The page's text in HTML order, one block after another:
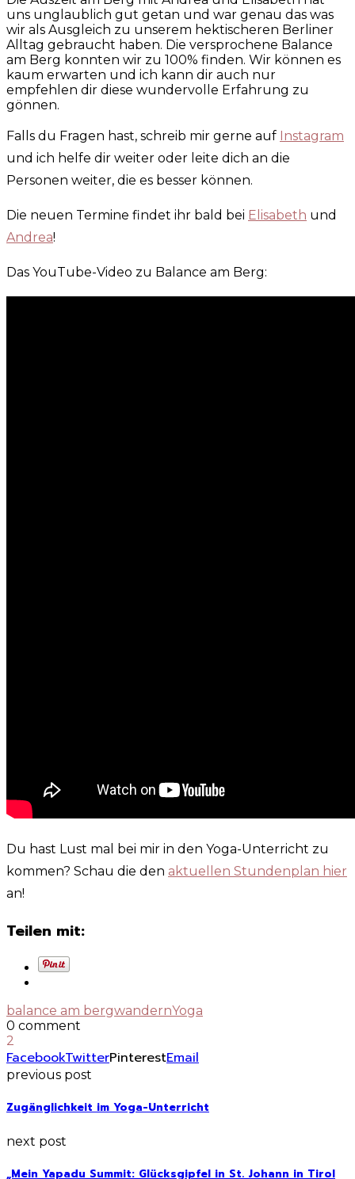
uns unglaublich gut getan und war genau das was
wir als Ausgleich zu unserem hektischeren Berliner
Alltag gebraucht haben. Die versprochene Balance
am Berg konnten wir zu 100% finden. Wir können es
kaum erwarten und ich kann dir auch nur
empfehlen dir diese wundervolle Erfahrung zu
gönnen.
Falls du Fragen hast, schreib mir gerne auf Instagram
und ich helfe dir weiter oder leite dich an die
Personen weiter, die es besser können.
Die neuen Termine findet ihr bald bei Elisabeth und
Andrea!
Das YouTube-Video zu Balance am Berg:
Du hast Lust mal bei mir in den Yoga-Unterricht zu
kommen? Schau die den aktuellen Stundenplan hier
an!
Teilen mit:
balance am bergwandernYoga
0 comment
2
FacebookTwitterPinterestEmail
previous post
Zugänglichkeit im Yoga-Unterricht
next post
„Mein Yapadu Summit: Glücksgipfel in St. Johann in Tirol